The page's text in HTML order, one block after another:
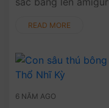
READ MORE
6 NĂM AGO